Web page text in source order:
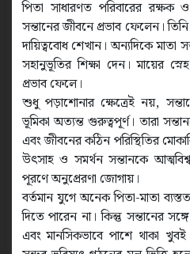
পিতা সাধারণত পরিবারের রক্ষক
সন্তানের জীবনে প্রভাব ফেলেন।
দায়িত্ববোধ শেখান। অন্যদিকে মাতা
সহানুভূতির শিক্ষা দেন। মায়ের
প্রভাব ফেলে।
শুধু পড়াশোনার ক্ষেত্রেই নয়,
ভূমিকা অত্যন্ত গুরুত্বপূর্ণ। তারা
এবং জীবনের কঠিন পরিস্থিতির
উৎসাহ ও সমর্থন সন্তানকে
পূরণে অনুপ্রেরণা জোগায়।
বর্তমান যুগে অনেক পিতা-মাতা
দিতে পারেন না। কিন্তু সন্তানের
এবং মানসিকভাবে পাশে থাকা